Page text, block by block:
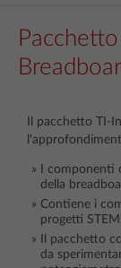
Il pacchetto TI-
I componenti
della
Contiene i
progetti
Il pacchetto
da